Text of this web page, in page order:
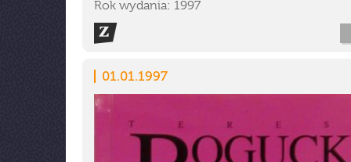
Rok wydania: 1997
01.01.1997